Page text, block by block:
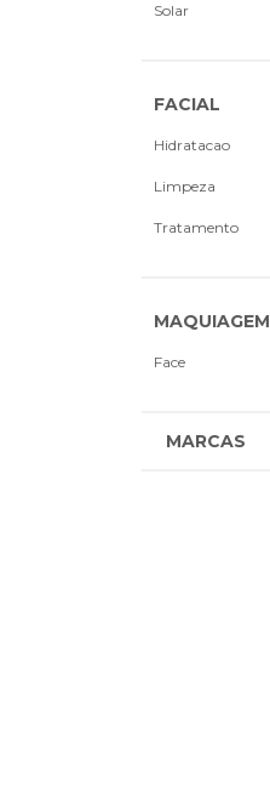
Solar
FACIAL
Hidratacao
Limpeza
Tratamento
MAQUIAGEM
Face
MARCAS